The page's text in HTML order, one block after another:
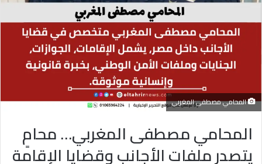
المحامي مصطفى المغربي
المحامي مصطفى المغربي… محامٍ
يتصدر ملفات الأجانب وقضايا الإقامة